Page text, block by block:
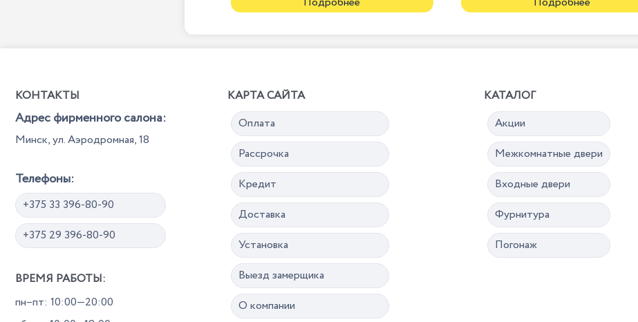
КОНТАКТЫ
Адрес фирменного салона:
Минск, ул. Аэродромная, 18
Телефоны:
+375 33 396-80-90
+375 29 396-80-90
ВРЕМЯ РАБОТЫ:
пн–пт: 10:00—20:00
КАРТА САЙТА
Оплата
Рассрочка
Кредит
Доставка
Установка
Выезд замерщика
О компании
КАТАЛОГ
Акции
Межкомнатные двери
Входные двери
Фурнитура
Погонаж